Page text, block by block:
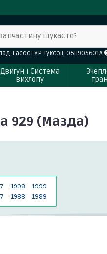
шукаєте?
насос ГУР Туксон, 06H905601A
Двигун і Система
вихлопу
929 (Мазда)
1998
1999
1988 1989